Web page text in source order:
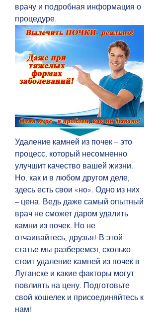
врачу и подробная информация о
процедуре.
Удаление камней из почек – это
процесс, который несомненно
улучшит качество вашей жизни.
Но, как и в любом другом деле,
здесь есть свои «но». Одно из них
– цена. Ведь даже самый опытный
врач не сможет даром удалить
камни из почек. Но не
отчаивайтесь, друзья! В этой
статье мы разберемся, сколько
стоит удаление камней из почек в
Луганске и какие факторы могут
повлиять на цену. Подготовьте
свой кошелек и присоединяйтесь к
нам!